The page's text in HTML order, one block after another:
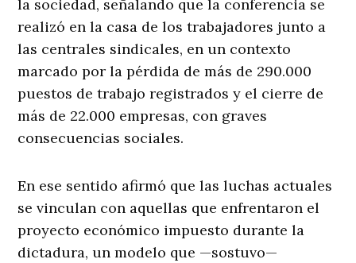
la sociedad, señalando que la conferencia se
realizó en la casa de los trabajadores junto a
las centrales sindicales, en un contexto
marcado por la pérdida de más de 290.000
puestos de trabajo registrados y el cierre de
más de 22.000 empresas, con graves
consecuencias sociales.
En ese sentido afirmó que las luchas actuales
se vinculan con aquellas que enfrentaron el
proyecto económico impuesto durante la
dictadura, un modelo que —sostuvo—